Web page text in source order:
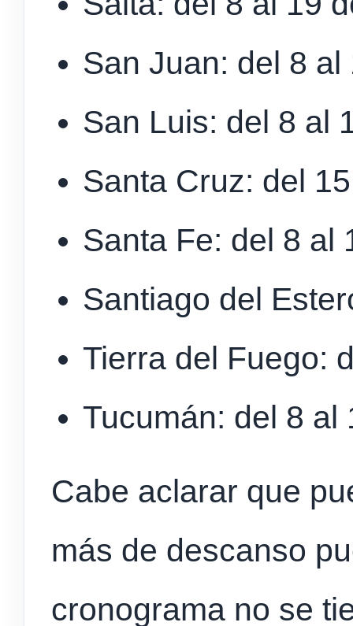
San Juan: del 8 al
San Luis: del 8 al
Santa Cruz: del
Santa Fe: del 8 al
Santiago del
Tierra del Fuego:
Tucumán: del 8 al
Cabe aclarar que
más de descanso
cronograma no se